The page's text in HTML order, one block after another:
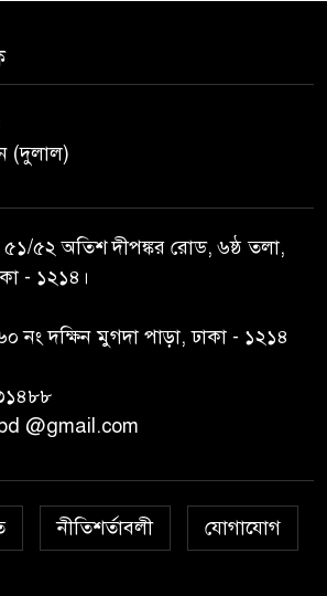
মাঝে ১৩ লক্ষ ১৫ হাজার টাকা
বান্দরবানে বন্যায় ক্ষতিগ্রস্তদের
দক্ষিণ চট্টগ্রামের এক অসহায় ও
পরিবার”
(দুলাল)
৫১/৫২ অতিশ দীপঙ্কর রোড, ৬ষ্ঠ তলা,
- ১২১৪।
নং দক্ষিন মুগদা পাড়া, ঢাকা - ১২১৪
@gmail.com
নীতিশর্তাবলী যোগাযোগ